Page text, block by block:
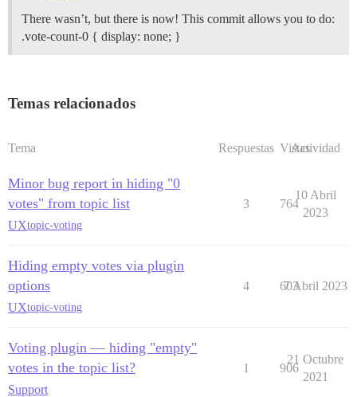
There wasn’t, but there is now! This commit allows you to do:
.vote-count-0 { display: none; }
Temas relacionados
Tema Respuestas Vistas
Actividad
Minor bug report in hiding "0
votes" from topic list
UXtopic-voting
3 764
10 Abril
2023
Hiding empty votes via plugin
options
UXtopic-voting
4 603
7 Abril 2023
Voting plugin — hiding "empty"
votes in the topic list?
Support
1 906
21 Octubre
2021